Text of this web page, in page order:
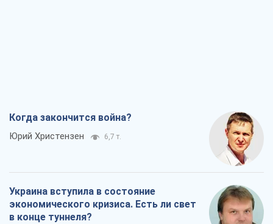
Когда закончится война?
Юрий Христензен 6,7 т.
Украина вступила в состояние
экономического кризиса. Есть ли свет
в конце туннеля?